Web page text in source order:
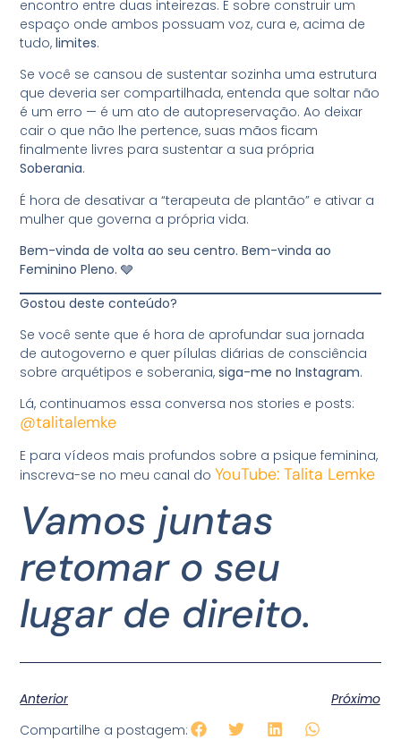
encontro entre duas inteirezas. É sobre construir um
espaço onde ambos possuam voz, cura e, acima de
tudo,limites.
Se você se cansou de sustentar sozinha uma estrutura
que deveria ser compartilhada, entenda que soltar não
é um erro — é um ato de autopreservação. Ao deixar
cair o que não lhe pertence, suas mãos ficam
finalmente livres para sustentar a sua própria
Soberania.
É hora de desativar a “terapeuta de plantão” e ativar a
mulher que governa a própria vida.
Bem-vinda de volta ao seu centro. Bem-vinda ao
Feminino Pleno. 🩶
Gostou deste conteúdo?
Se você sente que é hora de aprofundar sua jornada
de autogoverno e quer pílulas diárias de consciência
sobre arquétipos e soberania,siga-me no Instagram.
Lá, continuamos essa conversa nos stories e posts:
@talitalemke
E para vídeos mais profundos sobre a psique feminina,
inscreva-se no meu canal doYouTube: Talita Lemke
Vamos juntas
retomar o seu
lugar de direito.
Anterior
Próximo
Compartilhe a postagem: